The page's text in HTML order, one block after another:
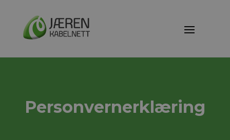
Personvernerklæring